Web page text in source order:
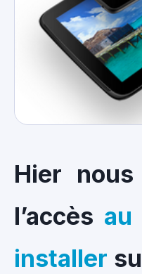
Hier
l’accès au
installer